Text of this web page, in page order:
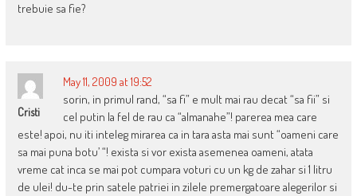
trebuie sa fie?
Cristi
May 11, 2009 at 19:52
sorin, in primul rand, “sa fi” e mult mai rau decat “sa fii” si
cel putin la fel de rau ca “almanahe”! parerea mea care
este! apoi, nu iti inteleg mirarea ca in tara asta mai sunt “oameni care
sa mai puna botu’ “! exista si vor exista asemenea oameni, atata
vreme cat inca se mai pot cumpara voturi cu un kg de zahar si 1 litru
de ulei! du-te prin satele patriei in zilele premergatoare alegerilor si